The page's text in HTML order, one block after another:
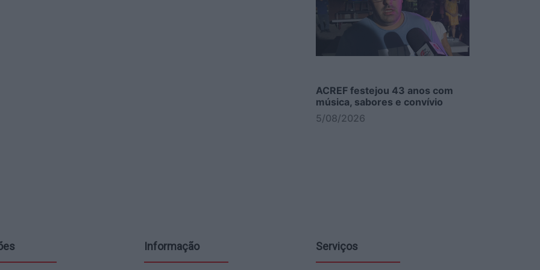
ACREF festejou 43 anos com
música, sabores e convívio
5/08/2026
Informação Serviços